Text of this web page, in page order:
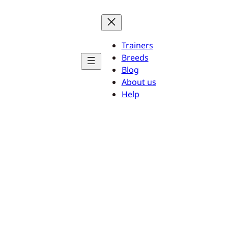
Trainers
Breeds
Blog
About us
Help